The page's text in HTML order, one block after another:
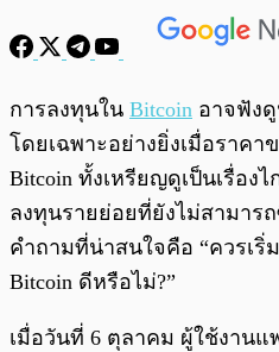
พร้อมเล่น
การลงทุนใน Bitcoin อาจฟัง
โดยเฉพาะอย่างยิ่งเมื่อราค
Bitcoin ทั้งเหรียญดูเป็นเรื่อง
ลงทุนรายย่อยที่ยังไม่สามาร
คำถามที่น่าสนใจคือ “ควรเริ่
Bitcoin ดีหรือไม่?”
เมื่อวันที่ 6 ตุลาคม ผู้ใช้งานแ